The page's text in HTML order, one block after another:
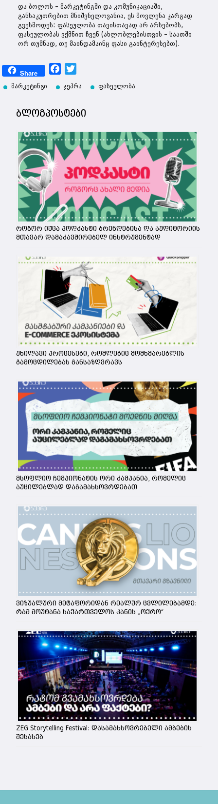
და ბოლოს – მარკეტინგში და კომუნიკაციაში,
განსაკუთრებით მნიშვნელოვანია, ეს მოვლენა კარგად
გვესმოდეს: ფასეულობა თავისთავად არ არსებობს,
ფასეულობას ვქმნით ჩვენ (ახლობლებისთვის – საათში
ორ თუმნად, თუ მაინდამაინც ფასი გაინტერესებთ).
Share Facebook
მარკეტინგი ჯეპრა ფასეულობა
ბლოგპოსტები
როგორ იქცა პოდკასტი ბრენდებისა და აუდიტორიის
მთავარ დამაკავშირებელ ინსტრუმენტად
უხილავი პროცესები, რომლებიც მომხმარებლის
გამოცდილებას განსაზღვრავს
მსოფლიო ჩემპიონატის ორი კამპანია, რომელიც
აუცილებლად დაგამახსოვრდებათ
ვიზუალური მეტაფორიდან რეალურ ცვლილებამდე:
რამ მოუტანა საქართველოს კანის „ოქრო“
ZEG Storytelling Festival: დასამახსოვრებელი ამბების
შესახებ